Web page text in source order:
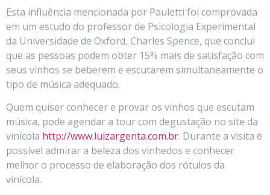
Esta influência mencionada por Pauletti foi comprovada
em um estudo do professor de Psicologia Experimental
da Universidade de Oxford, Charles Spence, que conclui
que as pessoas podem obter 15% mais de satisfação com
seus vinhos se beberem e escutarem simultaneamente o
tipo de música adequado.
Quem quiser conhecer e provar os vinhos que escutam
música, pode agendar a tour com degustação no site da
vinícola http://www.luizargenta.com.br. Durante a visita é
possível admirar a beleza dos vinhedos e conhecer
melhor o processo de elaboração dos rótulos da
vinícola.